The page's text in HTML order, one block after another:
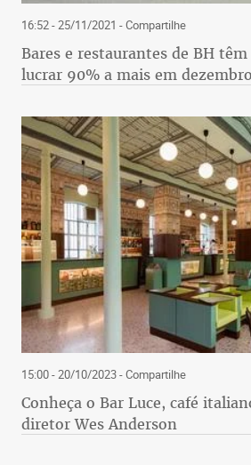
16:52 - 25/11/2021 - Compartilhe
Bares e restaurantes de BH
lucrar 90% a mais em dezembro
15:00 - 20/10/2023- Compartilhe
Conheça o Bar Luce, café
diretor Wes Anderson